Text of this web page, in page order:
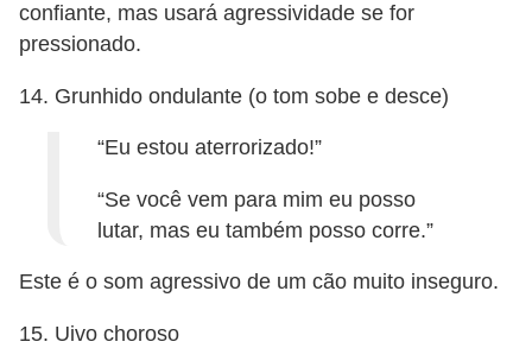
confiante, mas usará agressividade se for
pressionado.
14. Grunhido ondulante (o tom sobe e desce)
“Eu estou aterrorizado!”
“Se você vem para mim eu posso
lutar, mas eu também posso corre.”
Este é o som agressivo de um cão muito inseguro.
15. Uivo choroso